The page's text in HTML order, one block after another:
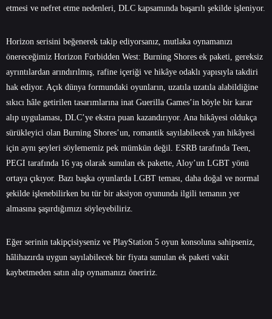
etmesi ve nefret etme nedenleri, DLC kapsamında başarılı şekilde işleniyor.
Horizon serisini beğenerek takip ediyorsanız, mutlaka oynamanızı
önereceğimiz Horizon Forbidden West: Burning Shores ek paketi, gereksiz
ayrıntılardan arındırılmış, rafine içeriği ve hikâye odaklı yapısıyla takdiri
hak ediyor. Açık dünya formundaki oyunların, uzatıla uzatıla alabildiğine
sıkıcı hâle getirilen tasarımlarına inat Guerilla Games’in böyle bir karar
alıp uygulaması, DLC’ye ekstra puan kazandırıyor. Ana hikâyesi oldukça
sürükleyici olan Burning Shores’un, romantik sayılabilecek yan hikâyesi
için aynı şeyleri söylememiz pek mümkün değil. ESRB tarafında Teen,
PEGI tarafında 16 yaş olarak sunulan ek pakette, Aloy’un LGBT yönü
ortaya çıkıyor. Bazı başka oyunlarda LGBT teması, daha doğal ve normal
şekilde işlenebilirken bu tür bir aksiyon oyununda ilgili temanın yer
almasına şaşırdığımızı söyleyebiliriz.
Eğer serinin takipçisiyseniz ve PlayStation 5 oyun konsoluna sahipseniz,
hâlihazırda uygun sayılabilecek bir fiyata sunulan ek paketi vakit
kaybetmeden satın alıp oynamanızı öneririz.